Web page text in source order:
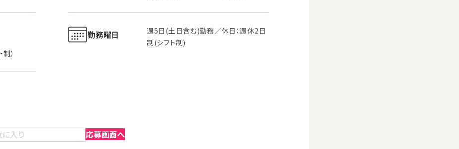
）
勤務曜日
週5日(土日含む)勤務／休日：週休2日
制(シフト制)
に入り 応募画面へ